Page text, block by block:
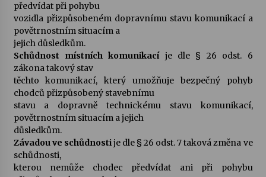
předvídat při pohybu
vozidla přizpůsobeném dopravnímu stavu komunikací a
povětrnostním situacím a
jejich důsledkům.
Schůdnost místních komunikacíje dle § 26 odst. 6
zákona takový stav
těchto komunikací, který umožňuje bezpečný pohyb
chodců přizpůsobený stavebnímu
stavu a dopravně technickému stavu komunikací,
povětrnostním situacím a jejich
důsledkům.
Závadou ve schůdnostije dle § 26 odst. 7 taková změna ve
schůdnosti,
kterou nemůže chodec předvídat ani při pohybu